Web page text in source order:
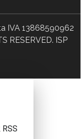
IVA 13868590962
RESERVED. ISP